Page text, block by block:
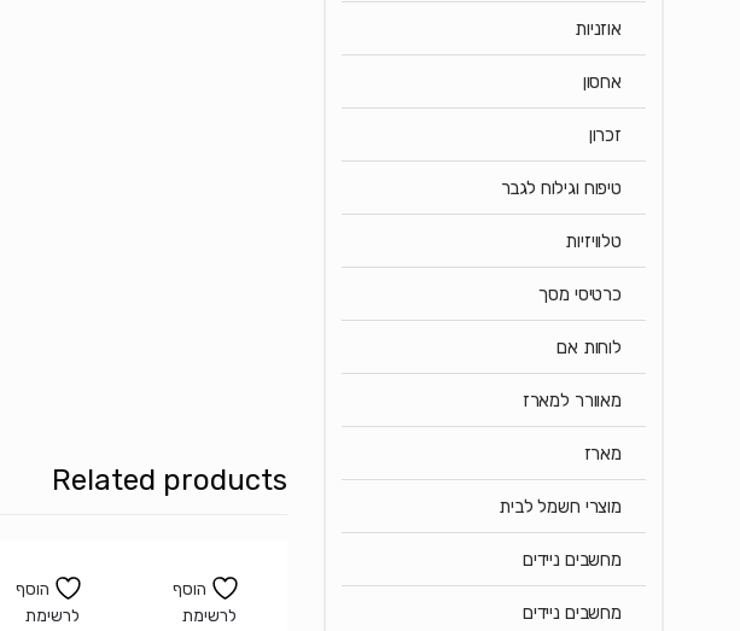
Related products
הוסף
לרשימת
הוסף
לרשימת
אוזניות
אחסון
זכרון
טיפוח וגילוח לגבר
טלוויזיות
כרטיסי מסך
לוחות אם
מאוורר למארז
מארז
מוצרי חשמל לבית
מחשבים ניידים
מחשבים ניידים